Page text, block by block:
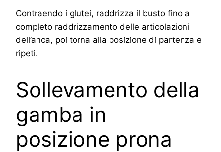
Contraendo i glutei, raddrizza il busto fino a
completo raddrizzamento delle articolazioni
dell’anca, poi torna alla posizione di partenza e
ripeti.
Sollevamento della
gamba in
posizione prona